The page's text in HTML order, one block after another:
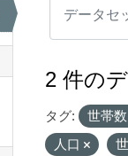
2 件の
タグ: 世帯数
人口